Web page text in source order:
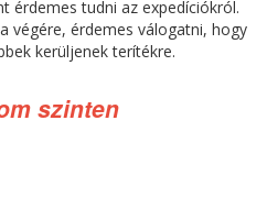
érdemes tudni az expedíciókról.
végére, érdemes válogatni, hogy
kerüljenek terítékre.
szinten